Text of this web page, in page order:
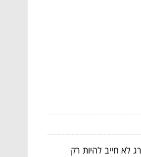
לא חייב להיות רק